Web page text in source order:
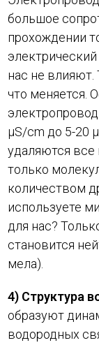
большое
прохождении
нас не
что меняется.
μS/cm до 5-20
удаляются все
только
количеством
используете
для нас?
становится
мела).
4) Структура
образуют
водородных